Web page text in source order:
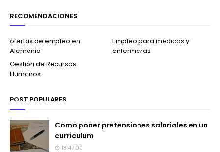
RECOMENDACIONES
ofertas de empleo en
Alemania
Empleo para médicos y
enfermeras
Gestión de Recursos
Humanos
POST POPULARES
Como poner pretensiones salariales en un
curriculum
13:47:00